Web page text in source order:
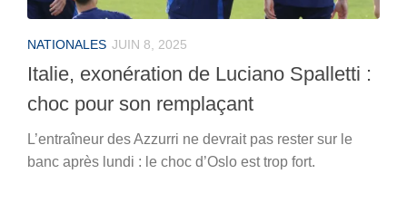
NATIONALES JUIN 8, 2025
Italie, exonération de Luciano Spalletti :
choc pour son remplaçant
L’entraîneur des Azzurri ne devrait pas rester sur le
banc après lundi : le choc d’Oslo est trop fort.